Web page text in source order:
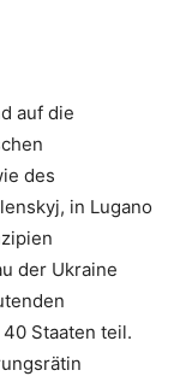
auf die
des
in Lugano
der Ukraine
Staaten teil.